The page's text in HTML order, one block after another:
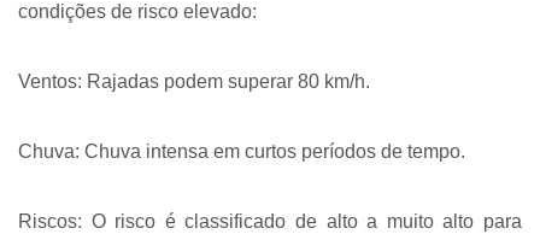
condições de risco elevado:
Ventos: Rajadas podem superar 80 km/h.
Chuva: Chuva intensa em curtos períodos de tempo.
Riscos: O risco é classificado de alto a muito alto para